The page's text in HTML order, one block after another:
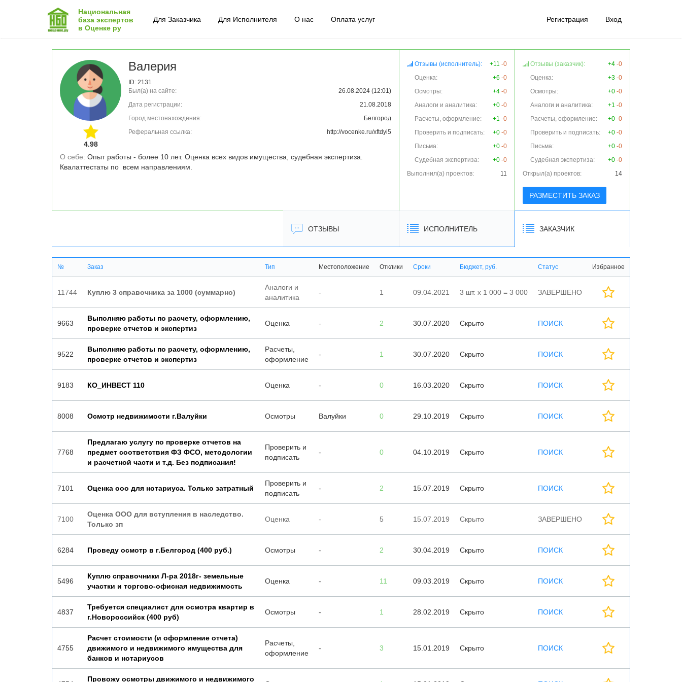
Национальная
база экспертов
в Оценке ру
Для Заказчика Для Исполнителя О нас Оплата услуг Регистрация Вход
4.98
Валерия
ID: 2131
Был(а) на сайте:
26.08.2024 (12:01)
Дата регистрации:
21.08.2018
Город местонахождения:
Белгород
Реферальная ссылка:
http://vocenke.ru/xftdyi5
О себе: Опыт работы - более 10 лет. Оценка всех видов имущества, судебная экспертиза.
Квалаттестаты по  всем направлениям.
Отзывы (исполнитель): +11 -0
Оценка:
+6 -0
Осмотры:
+4 -0
Аналоги и аналитика:
+0 -0
Расчеты, оформление:
+1 -0
Проверить и подписать:
+0 -0
Письма:
+0 -0
Судебная экспертиза:
+0 -0
Выполнил(а) проектов:
11
Отзывы (заказчик): +4 -0
Оценка:
+3 -0
Осмотры:
+0 -0
Аналоги и аналитика:
+1 -0
Расчеты, оформление:
+0 -0
Проверить и подписать:
+0 -0
Письма:
+0 -0
Судебная экспертиза:
+0 -0
Открыл(а) проектов:
14
РАЗМЕСТИТЬ ЗАКАЗ
ОТЗЫВЫ ИСПОЛНИТЕЛЬ ЗАКАЗЧИК
№ Заказ Тип Местоположение Отклики Сроки Бюджет, руб. Статус Избранное
11744 Куплю 3 справочника за 1000 (суммарно)
Аналоги и
аналитика
- 1 09.04.2021 3 шт. х 1 000 = 3 000 ЗАВЕРШЕНО
9663
Выполняю работы по расчету, оформлению,
проверке отчетов и экспертиз
Оценка - 2 30.07.2020 Скрыто ПОИСК
9522
Выполняю работы по расчету, оформлению,
проверке отчетов и экспертиз
Расчеты,
оформление
- 1 30.07.2020 Скрыто ПОИСК
9183 КО_ИНВЕСТ 110 Оценка - 0 16.03.2020 Скрыто ПОИСК
8008 Осмотр недвижимости г.Валуйки Осмотры Валуйки 0 29.10.2019 Скрыто ПОИСК
7768
Предлагаю услугу по проверке отчетов на
предмет соответствия ФЗ ФСО, методологии
и расчетной части и т.д. Без подписания!
Проверить и
подписать
- 0 04.10.2019 Скрыто ПОИСК
7101 Оценка ооо для нотариуса. Только затратный
Проверить и
подписать
- 2 15.07.2019 Скрыто ПОИСК
7100
Оценка ООО для вступления в наследство.
Только зп
Оценка - 5 15.07.2019 Скрыто ЗАВЕРШЕНО
6284 Проведу осмотр в г.Белгород (400 руб.) Осмотры - 2 30.04.2019 Скрыто ПОИСК
5496
Куплю справочники Л-ра 2018г- земельные
участки и торгово-офисная недвижимость
Оценка - 11 09.03.2019 Скрыто ПОИСК
4837
Требуется специалист для осмотра квартир в
г.Новороссийск (400 руб)
Осмотры - 1 28.02.2019 Скрыто ПОИСК
4755
Расчет стоимости (и оформление отчета)
движимого и недвижимого имущества для
банков и нотариусов
Расчеты,
оформление
- 3 15.01.2019 Скрыто ПОИСК
Провожу осмотры движимого и недвижимого